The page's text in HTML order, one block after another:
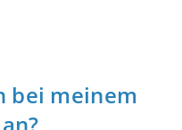
bei meinem